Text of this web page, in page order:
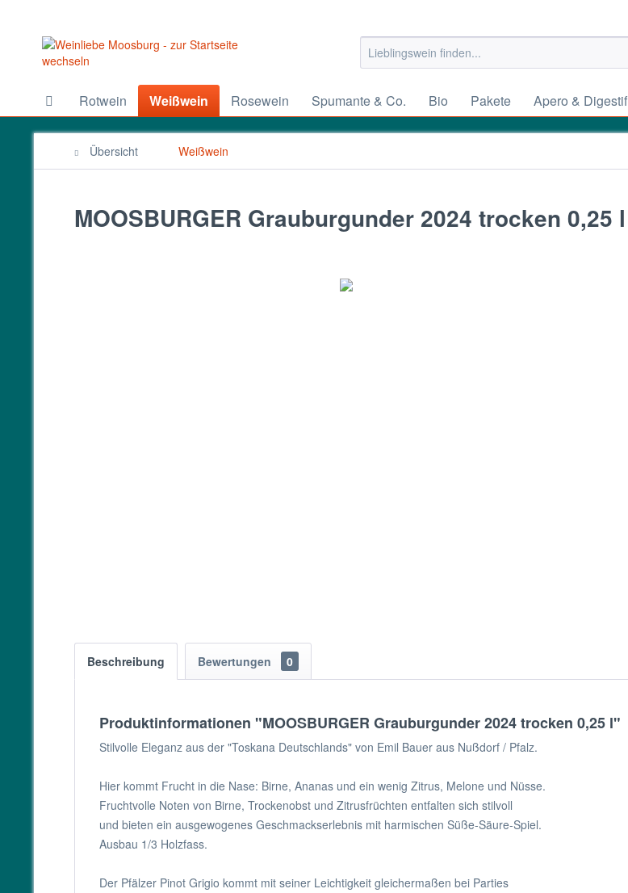
Rotwein Weißwein Rosewein Spumante & Co. Bio Pakete Apero & Digestif
Übersicht Weißwein
MOOSBURGER Grauburgunder 2024 trocken 0,25 l
Beschreibung Bewertungen 0
Produktinformationen "MOOSBURGER Grauburgunder 2024 trocken 0,25 l"
Stilvolle Eleganz aus der "Toskana Deutschlands" von Emil Bauer aus Nußdorf / Pfalz.
Hier kommt Frucht in die Nase: Birne, Ananas und ein wenig Zitrus, Melone und Nüsse.
Fruchtvolle Noten von Birne, Trockenobst und Zitrusfrüchten entfalten sich stilvoll
und bieten ein ausgewogenes Geschmackserlebnis mit harmischen Süße-Säure-Spiel.
Ausbau 1/3 Holzfass.
Der Pfälzer Pinot Grigio kommt mit seiner Leichtigkeit gleichermaßen bei Parties